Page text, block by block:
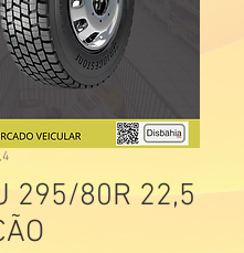
295/80R 22,5